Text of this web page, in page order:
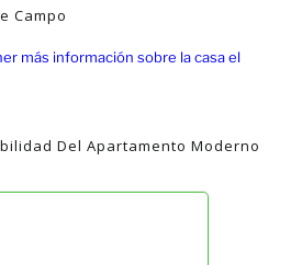
Campo
más información sobre la casa el
Del Apartamento Moderno